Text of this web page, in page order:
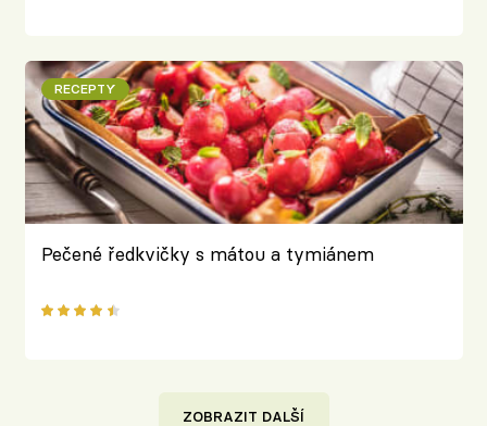
RECEPTY
Pečené ředkvičky s mátou a tymiánem
ZOBRAZIT DALŠÍ